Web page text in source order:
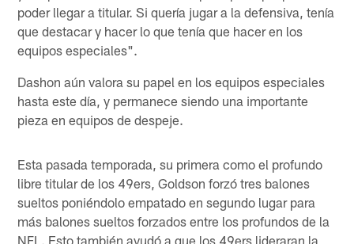
poder llegar a titular. Si quería jugar a la defensiva, tenía
que destacar y hacer lo que tenía que hacer en los
equipos especiales".
Dashon aún valora su papel en los equipos especiales
hasta este día, y permanece siendo una importante
pieza en equipos de despeje.
Esta pasada temporada, su primera como el profundo
libre titular de los 49ers, Goldson forzó tres balones
sueltos poniéndolo empatado en segundo lugar para
más balones sueltos forzados entre los profundos de la
NFL. Esto también ayudó a que los 49ers lideraran la